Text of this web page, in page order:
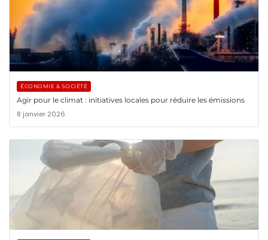
ÉCONOMIE & SOCIÉTÉ
Agir pour le climat : initiatives locales pour réduire les émissions
8 janvier 2026